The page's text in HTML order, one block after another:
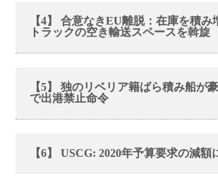
【4】 合意なきEU離脱：在庫を積み
トラックの空き輸送スペースを斡旋
【5】 独のリベリア籍ばら積み船が
で出港禁止命令
【6】 USCG: 2020年予算要求の減額